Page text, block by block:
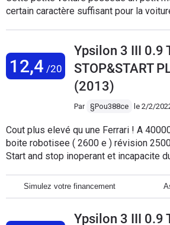
certain caractère suffisant pour la
monte à 6.4 litres. Suffisamment
courses en famille et ranger les
route, mais est un peu ferme en
maniable et agile, bonne sono d'origine
Pour le moins bon, depuis ces 100
très vite, ce qui est très décevant pour
sixième lancia et la première fois que
section problèmes rencontrés. Là elle
passée au contrôle sans soucis, mais
12,4 /20
Ypsilon 3 III 0.9
STOP&START
(2013)
Par §Pou388ce le 2/2/
Cout plus elevé qu une Ferrari ! A
boite robotisee ( 2600 e ) révision
Start and stop inoperant et incapacite
bonne voiture mais cout entretien
modele boite auto . Soit disant les
experience Fiat
Simulez votre financement
Ypsilon 3 III 0.9